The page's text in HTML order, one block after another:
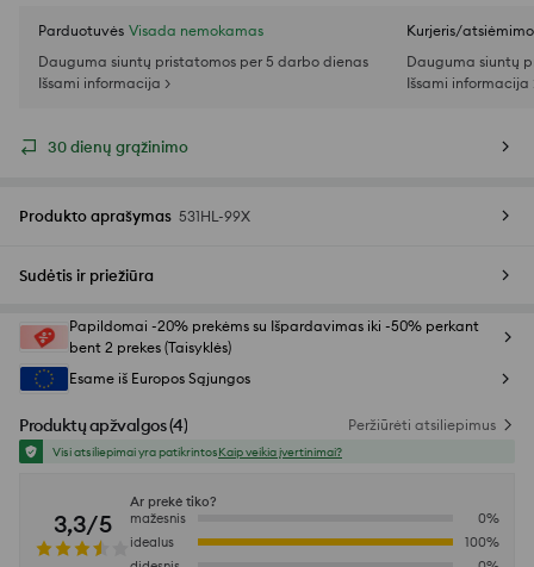
Parduotuvės Visada nemokamas
Dauguma siuntų pristatomos per 5 darbo dienas
Išsami informacija >
Kurjeris/
Dauguma siuntų
Išsami informacija
30 dienų grąžinimo
Produkto aprašymas 531HL-99X
Sudėtis ir priežiūra
Papildomai -20% prekėms su Išpardavimas iki -50% perkant
bent 2 prekes (Taisyklės)
Esame iš Europos Sąjungos
Produktų apžvalgos(4) Peržiūrėti atsiliepimus
Visi atsiliepimai yra patikrintosKaip veikia įvertinimai?
3,3/5
Ar prekė tiko?
mažesnis
0%
idealus
100%